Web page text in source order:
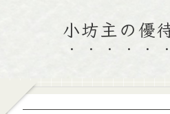
小坊主の優